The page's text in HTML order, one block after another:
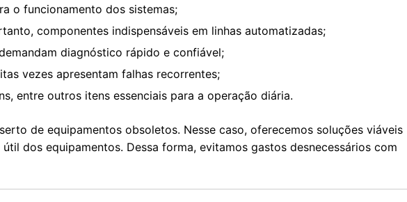
o funcionamento dos sistemas;
componentes indispensáveis em linhas automatizadas;
diagnóstico rápido e confiável;
vezes apresentam falhas recorrentes;
entre outros itens essenciais para a operação diária.
de equipamentos obsoletos. Nesse caso, oferecemos soluções viáveis
dos equipamentos. Dessa forma, evitamos gastos desnecessários com